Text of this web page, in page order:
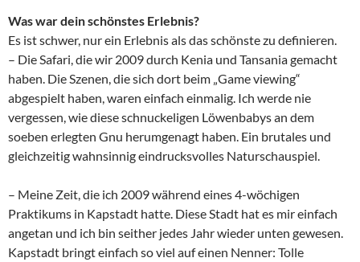
Was war dein schönstes Erlebnis?
Es ist schwer, nur ein Erlebnis als das schönste zu definieren.
– Die Safari, die wir 2009 durch Kenia und Tansania gemacht
haben. Die Szenen, die sich dort beim „Game viewing“
abgespielt haben, waren einfach einmalig. Ich werde nie
vergessen, wie diese schnuckeligen Löwenbabys an dem
soeben erlegten Gnu herumgenagt haben. Ein brutales und
gleichzeitig wahnsinnig eindrucksvolles Naturschauspiel.
– Meine Zeit, die ich 2009 während eines 4-wöchigen
Praktikums in Kapstadt hatte. Diese Stadt hat es mir einfach
angetan und ich bin seither jedes Jahr wieder unten gewesen.
Kapstadt bringt einfach so viel auf einen Nenner: Tolle